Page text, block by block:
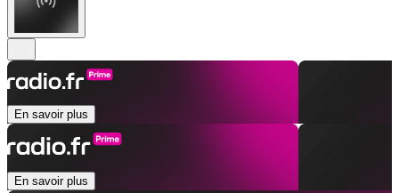
En savoir plus
En savoir plus